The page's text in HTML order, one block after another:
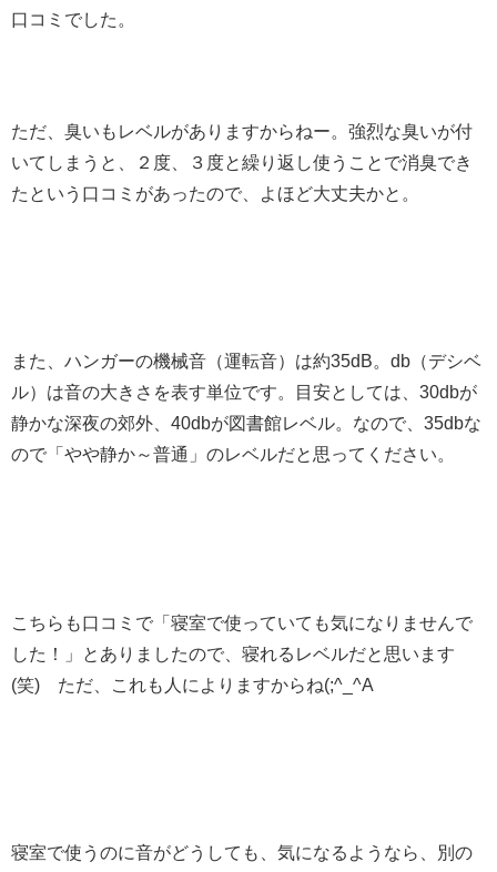
口コミでした。
ただ、臭いもレベルがありますからねー。強烈な臭いが付
いてしまうと、２度、３度と繰り返し使うことで消臭でき
たという口コミがあったので、よほど大丈夫かと。
また、ハンガーの機械音（運転音）は約35dB。db（デシベ
ル）は音の大きさを表す単位です。目安としては、30dbが
静かな深夜の郊外、40dbが図書館レベル。なので、35dbな
ので「やや静か～普通」のレベルだと思ってください。
こちらも口コミで「寝室で使っていても気になりませんで
した！」とありましたので、寝れるレベルだと思います
(笑) ただ、これも人によりますからね(;^_^A
寝室で使うのに音がどうしても、気になるようなら、別の